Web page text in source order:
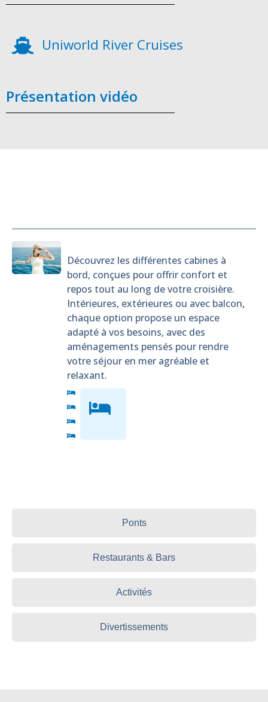
Uniworld River Cruises
Présentation vidéo
Ponts
Restaurants & Bars
Activités
Divertissements
Découvrez les différentes cabines à
bord, conçues pour offrir confort et
repos tout au long de votre croisière.
Intérieures, extérieures ou avec balcon,
chaque option propose un espace
adapté à vos besoins, avec des
aménagements pensés pour rendre
votre séjour en mer agréable et
relaxant.